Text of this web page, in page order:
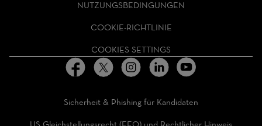
NUTZUNGSBEDINGUNGEN
COOKIE-RICHTLINIE
COOKIES SETTINGS
Sicherheit & Phishing für Kandidaten